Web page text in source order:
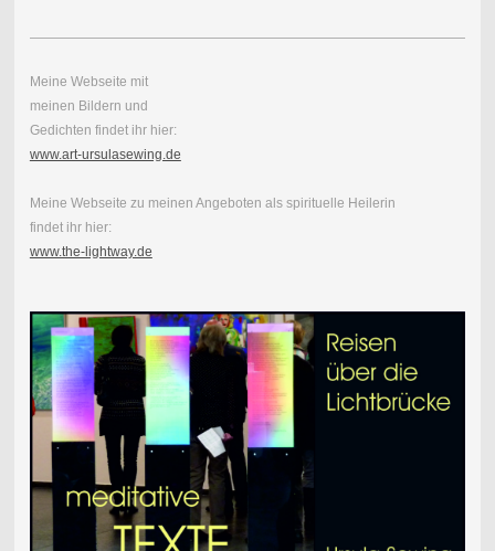
Meine Webseite mit
meinen Bildern und
Gedichten findet ihr hier:
www.art-ursulasewing.de
Meine Webseite zu meinen Angeboten als spirituelle Heilerin
findet ihr hier:
www.the-lightway.de